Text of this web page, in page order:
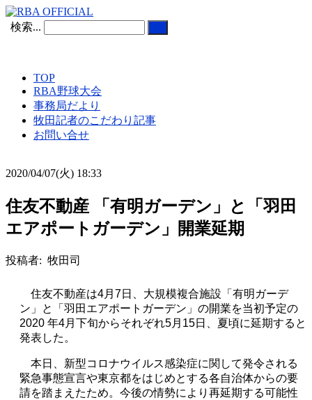
検索...
TOP
RBA野球大会
事務局だより
牧田記者のこだわり記事
お問い合せ
2020/04/07(火) 18:33
住友不動産 「有明ガーデン」と「⽻⽥
エアポートガーデン」開業延期
投稿者: 牧田司
住友不動産は4月 7日、⼤規模複合施設「有明ガーデ
ン」と「⽻⽥エアポートガーデン」の開業を当初予定の
2020 年4⽉下旬からそれぞれ5月 15日、夏頃に延期すると
発表した。
本⽇、新型コロナウイルス感染症に関して発令される
緊急事態宣⾔や東京都をはじめとする各⾃治体からの要
請を踏まえたため。今後の情勢により再延期する可能性